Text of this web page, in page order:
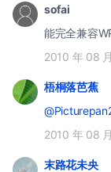
sofai
能完全兼容
2010 年 08
梧桐落芭蕉
2010 年 08
末路花未央